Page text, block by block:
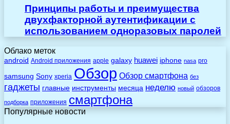
Принципы работы и преимущества
двухфакторной аутентификации с
использованием одноразовых паролей
Облако меток
android Android приложения apple galaxy huawei iphone nasa pro
samsung Sony xperia Обзор Обзор смартфона без
гаджеты главные инструменты месяца неделю новый обзоров
подборка приложения смартфона
Популярные новости